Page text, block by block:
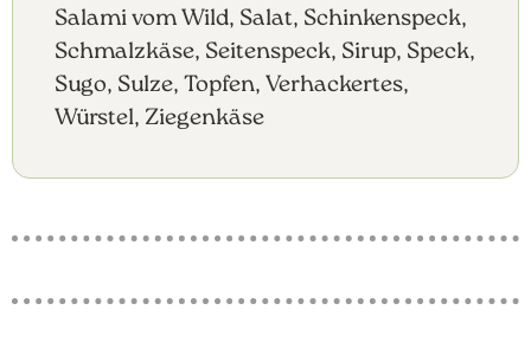
Salami vom Wild, Salat, Schinkenspeck,
Schmalzkäse, Seitenspeck, Sirup, Speck,
Sugo, Sulze, Topfen, Verhackertes,
Würstel, Ziegenkäse